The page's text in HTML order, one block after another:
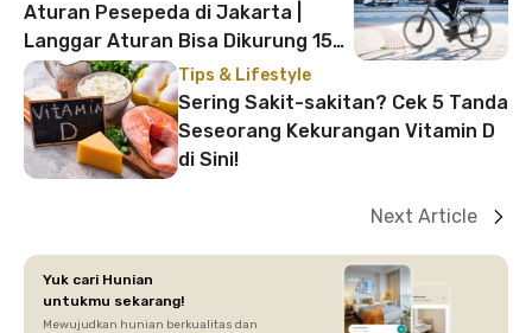
Aturan Pesepeda di Jakarta |
Langgar Aturan Bisa Dikurung 15
Hari!
Tips & Lifestyle
Sering Sakit-sakitan? Cek 5 Tanda
Seseorang Kekurangan Vitamin D
di Sini!
Next Article
Yuk cari Hunian
untukmu sekarang!
Mewujudkan hunian berkualitas dan